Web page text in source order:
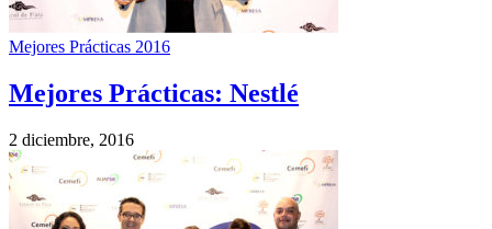
Mejores Prácticas 2016
Mejores Prácticas: Nestlé
2 diciembre, 2016